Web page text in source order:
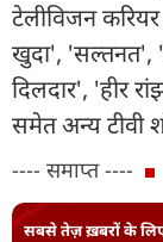
टेलीविजन
खुदा', 'सल्तनत',
दिलदार', 'हीर
समेत अन्य टीवी
---- समाप्त ----
सबसे तेज़ ख़बरों के